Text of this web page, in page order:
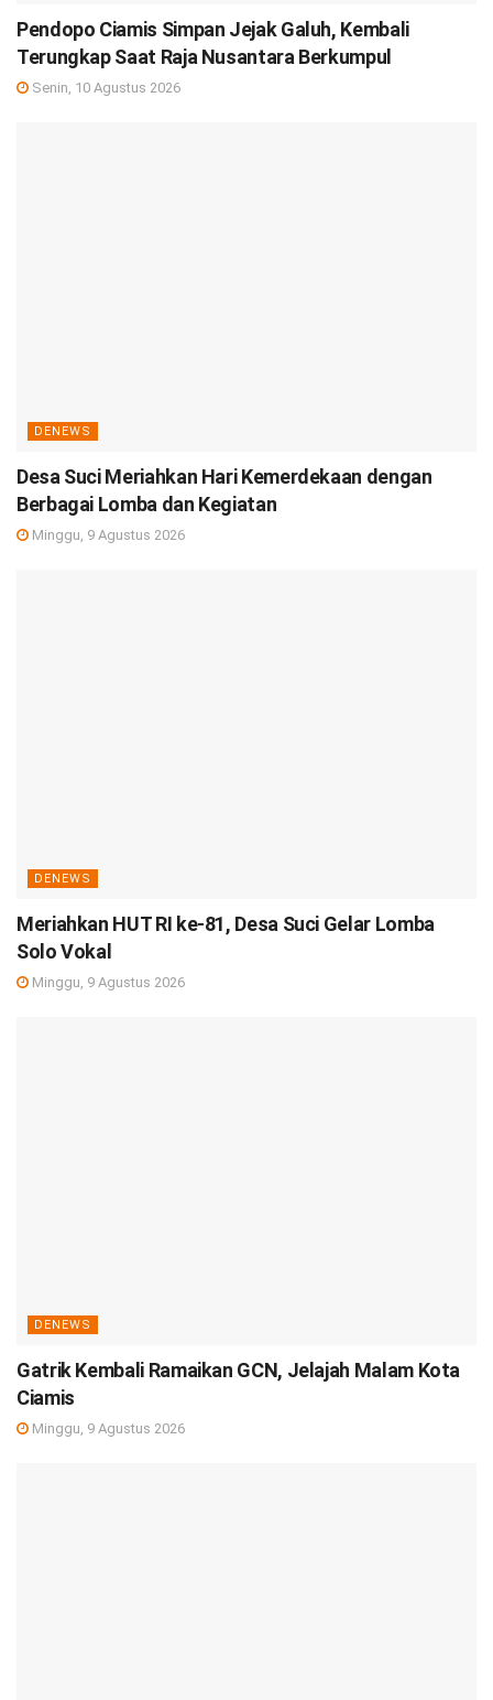
Pendopo Ciamis Simpan Jejak Galuh, Kembali
Terungkap Saat Raja Nusantara Berkumpul
Senin, 10 Agustus 2026
DENEWS
Desa Suci Meriahkan Hari Kemerdekaan dengan
Berbagai Lomba dan Kegiatan
Minggu, 9 Agustus 2026
DENEWS
Meriahkan HUT RI ke-81, Desa Suci Gelar Lomba
Solo Vokal
Minggu, 9 Agustus 2026
DENEWS
Gatrik Kembali Ramaikan GCN, Jelajah Malam Kota
Ciamis
Minggu, 9 Agustus 2026